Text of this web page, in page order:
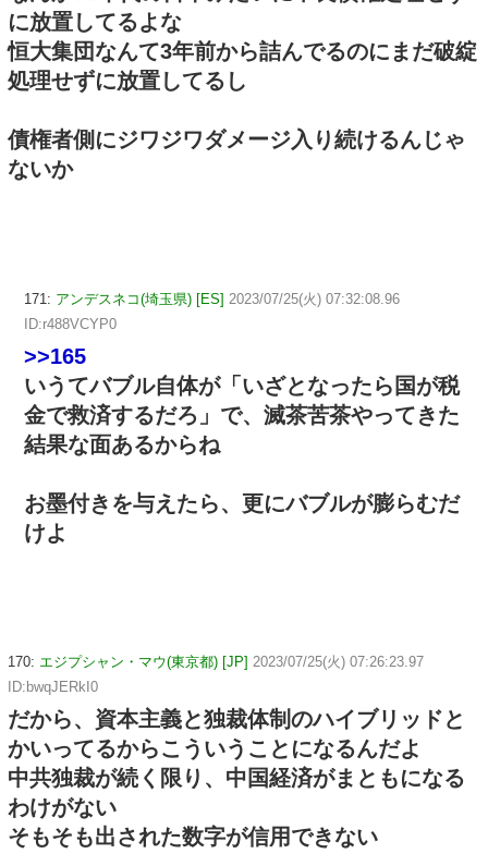
に放置してるよな
恒大集団なんて3年前から詰んでるのにまだ破綻
処理せずに放置してるし
債権者側にジワジワダメージ入り続けるんじゃ
ないか
171: アンデスネコ(埼玉県) [ES] 2023/07/25(火) 07:32:08.96
ID:r488VCYP0
>>165
いうてバブル自体が「いざとなったら国が税
金で救済するだろ」で、滅茶苦茶やってきた
結果な面あるからね
お墨付きを与えたら、更にバブルが膨らむだ
けよ
170: エジプシャン・マウ(東京都) [JP] 2023/07/25(火) 07:26:23.97
ID:bwqJERkI0
だから、資本主義と独裁体制のハイブリッドと
かいってるからこういうことになるんだよ
中共独裁が続く限り、中国経済がまともになる
わけがない
そもそも出された数字が信用できない